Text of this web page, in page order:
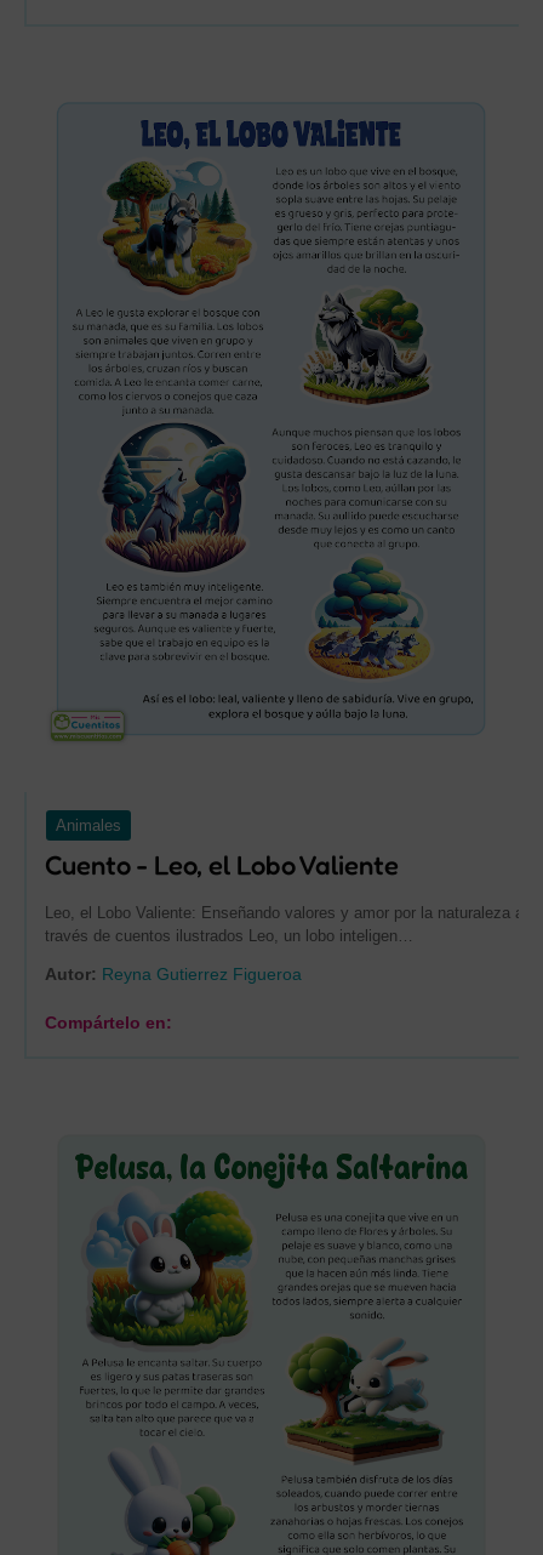
Animales
Cuento - Leo, el Lobo Valiente
Leo, el Lobo Valiente: Enseñando valores y amor por la naturaleza a
través de cuentos ilustrados Leo, un lobo inteligen…
Autor: Reyna Gutierrez Figueroa
Compártelo en: